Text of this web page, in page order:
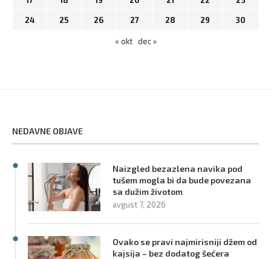
24 25 26 27 28 29 30
« okt dec »
NEDAVNE OBJAVE
Naizgled bezazlena navika pod
tušem mogla bi da bude povezana
sa dužim životom
avgust 7, 2026
Ovako se pravi najmirisniji džem od
kajsija – bez dodatog šećera